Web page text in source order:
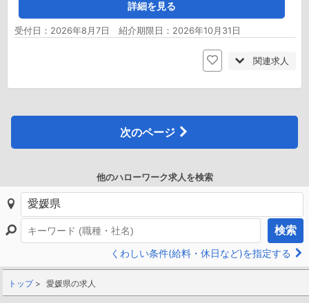
詳細を見る
受付日：2026年8月7日 紹介期限日：2026年10月31日
関連求人
次のページ
他のハローワーク求人を検索
検索
くわしい条件(給料・休日など)を指定する
トップ 愛媛県の求人